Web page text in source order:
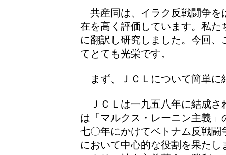
共産同は、イラク反戦闘争を
在を高く評価しています。私
に翻訳し研究しました。今回
てとても光栄です。
まず、ＪＣＬについて簡単に
ＪＣＬは一九五八年に結成さ
は「マルクス・レーニン主義
七〇年にかけてベトナム反戦
において中心的な役割を果た